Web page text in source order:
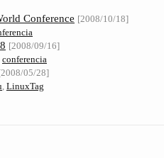
Conference [2008/10/18]
[2008/09/16]
conferencia
05/28]
, LinuxTag